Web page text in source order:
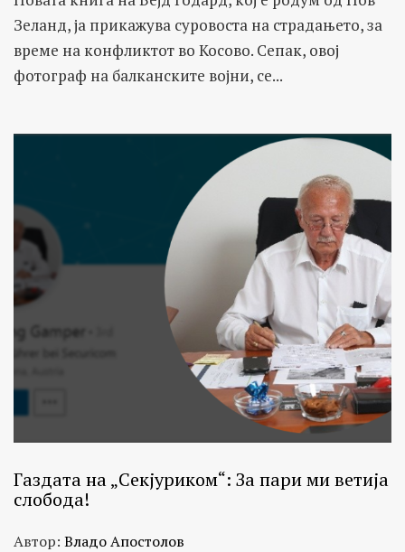
Зеланд, ја прикажува суровоста на страдањето, за
време на конфликтот во Косово. Сепак, овој
фотограф на балканските војни, се...
Газдата на „Секјуриком“: За пари ми ветија
слобода!
Автор: Владо Апостолов